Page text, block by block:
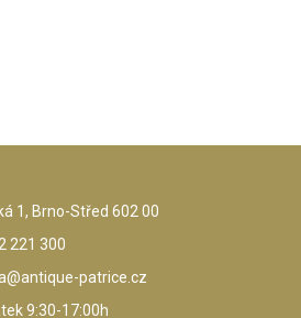
1, Brno-Střed 602 00
221 300
patrice.cz
9:30-17:00h